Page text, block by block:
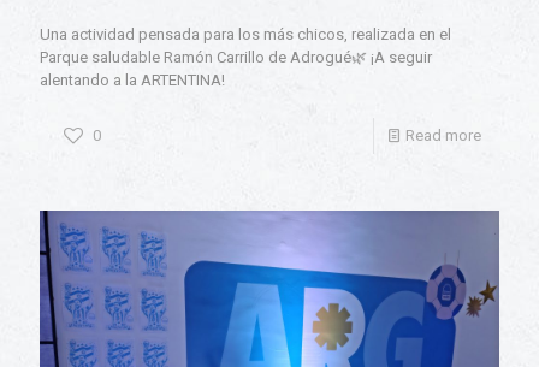
Una actividad pensada para los más chicos, realizada en el
Parque saludable Ramón Carrillo de Adrogué🌿 ¡A seguir
alentando a la ARTENTINA!
0 Read more